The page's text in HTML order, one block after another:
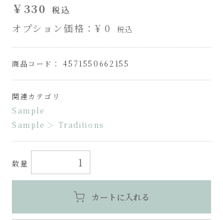
￥330 税込
オプション価格：¥0 税込
商品コード： 4571550662155
関連カテゴリ
Sample
Sample ＞ Traditions
数量
カートに入れる